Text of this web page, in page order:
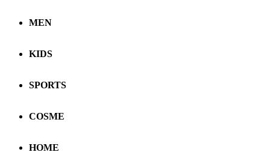
MEN
KIDS
SPORTS
COSME
HOME